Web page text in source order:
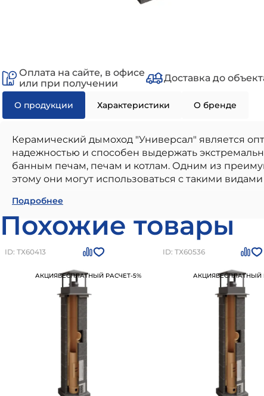
Оплата на сайте, в офисе
или при получении
Доставка до
О продукции Характеристики О бренде
Керамический дымоход "Универсал" является
надежностью и способен выдержать
банным печам, печам и котлам. Одним из
этому они могут использоваться с такими
Керамический дымоход УНИВЕРСАЛ D200 H8м
надежностью и соответствием всем
соответствие стандартам и нормам,
дымоход УНИВЕРСАЛ D200 H8м (подкл 45,
Подробнее
Похожие товары
ID: ТХ60413
АКЦИЯБЕСПЛАТНЫЙ РАСЧЕТ-5%
ID: ТХ60536
АКЦИЯБЕСПЛАТНЫЙ